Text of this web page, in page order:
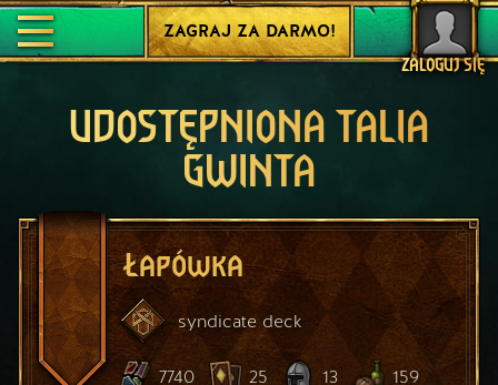
ZALOGUJ SIĘ
ZAGRAJ ZA DARMO!
UDOSTĘPNIONA TALIA
GWINTA
Łapówka
syndicate deck
7740 25 13 159